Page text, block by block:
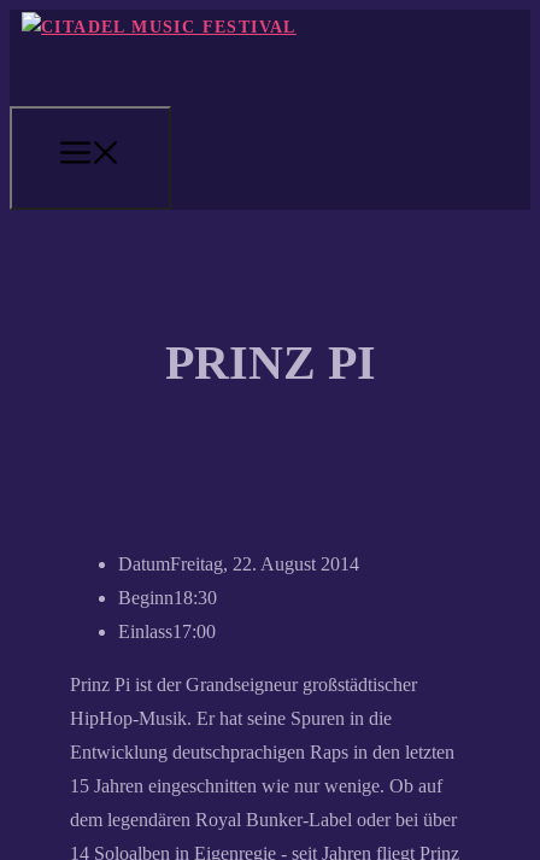
Zum
PRINZ PI
DatumFreitag, 22. August 2014
Beginn18:30
Einlass17:00
Prinz Pi ist der Grandseigneur großstädtischer
HipHop-Musik. Er hat seine Spuren in die
Entwicklung deutschprachigen Raps in den letzten
15 Jahren eingeschnitten wie nur wenige. Ob auf
dem legendären Royal Bunker-Label oder bei über
14 Soloalben in Eigenregie - seit Jahren fliegt Prinz